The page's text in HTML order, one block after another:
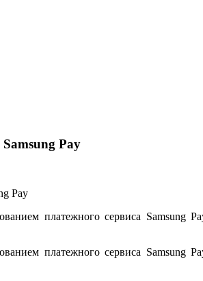
Pay
платежного сервиса
платежного сервиса